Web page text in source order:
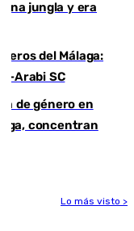
una jungla y era
del Málaga:
Arabi SC
de género en
concentran
Lo más visto >